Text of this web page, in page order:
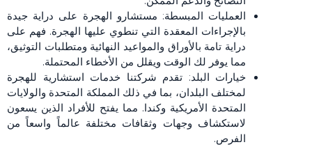
العمليات المبسطة: مستشارو الهجرة على دراية جيدة
بالإجراءات المعقدة التي تنطوي عليها الهجرة. فهم على
دراية تامة بالأوراق والمواعيد النهائية ومتطلبات التوثيق،
مما يوفر لك الوقت ويقلل من الأخطاء المحتملة.
خيارات البلد: تقدم شركتنا خدمات استشارية للهجرة
لمختلف البلدان، بما في ذلك المملكة المتحدة والولايات
المتحدة الأمريكية وكندا. مما يفتح للأفراد الذين يسعون
لاستكشاف وجهات وثقافات مختلفة عالماً واسعاً من
الفرص.